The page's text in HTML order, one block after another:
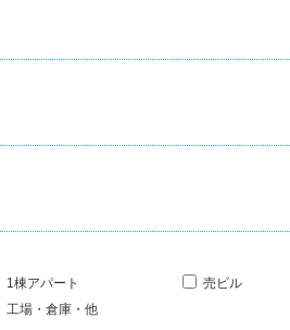
1棟アパート 売ビル
工場・倉庫・他